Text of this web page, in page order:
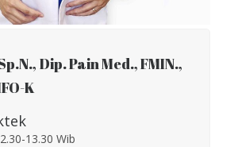
Dip. Pain Med., FMIN.,
K
13.30 Wib